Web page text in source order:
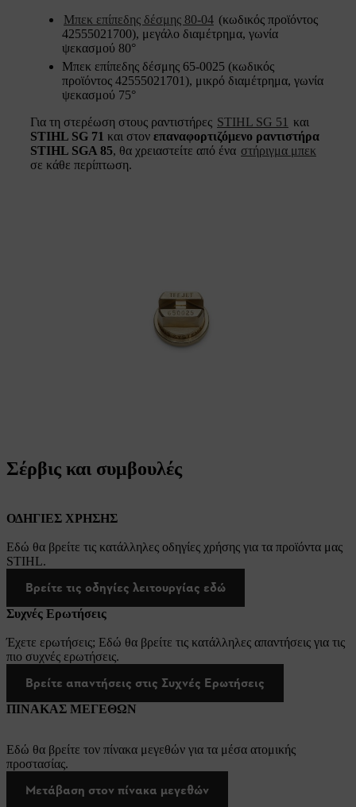
Μπεκ επίπεδης δέσμης 80-04 (κωδικός προϊόντος
42555021700), μεγάλο διαμέτρημα, γωνία
ψεκασμού 80°
Μπεκ επίπεδης δέσμης 65-0025 (κωδικός
προϊόντος 42555021701), μικρό διαμέτρημα, γωνία
ψεκασμού 75°
Για τη στερέωση στους ραντιστήρες STIHL SG 51 και
STIHL SG 71 και στον επαναφορτιζόμενο ραντιστήρα
STIHL SGA 85, θα χρειαστείτε από ένα στήριγμα μπεκ
σε κάθε περίπτωση.
Σέρβις και συμβουλές
ΟΔΗΓΙΕΣ ΧΡΗΣΗΣ
Εδώ θα βρείτε τις κατάλληλες οδηγίες χρήσης για τα προϊόντα μας
STIHL.
Βρείτε τις οδηγίες λειτουργίας εδώ
Συχνές Ερωτήσεις
Έχετε ερωτήσεις; Εδώ θα βρείτε τις κατάλληλες απαντήσεις για τις
πιο συχνές ερωτήσεις.
Βρείτε απαντήσεις στις Συχνές Ερωτήσεις
ΠΙΝΑΚΑΣ ΜΕΓΕΘΩΝ
Εδώ θα βρείτε τον πίνακα μεγεθών για τα μέσα ατομικής
προστασίας.
Μετάβαση στον πίνακα μεγεθών